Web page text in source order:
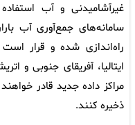
غیرآشامیدنی و آب
سامانه‌های جمع‌آوری آب
راه‌اندازی شده و قرار است
ایتالیا، آفریقای جنوبی و
ذخیره کنند.